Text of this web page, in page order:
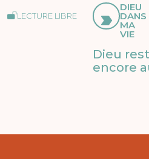
LECTURE LIBRE
DIEU
DANS
MA
VIE
Dieu
encore